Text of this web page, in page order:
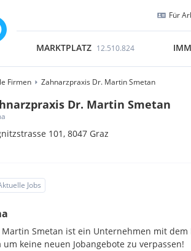
Für
MARKTPLATZ 12.510.824
Firmen Zahnarzpraxis Dr. Martin Smetan
Dr. Martin Smetan
101,8047 Graz
Jobs
Smetan ist ein Unternehmen mit dem
um keine neuen Jobangebote zu verpassen!